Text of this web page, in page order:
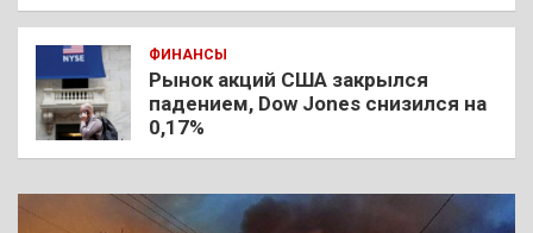
ФИНАНСЫ
Рынок акций США закрылся
падением, Dow Jones снизился на
0,17%